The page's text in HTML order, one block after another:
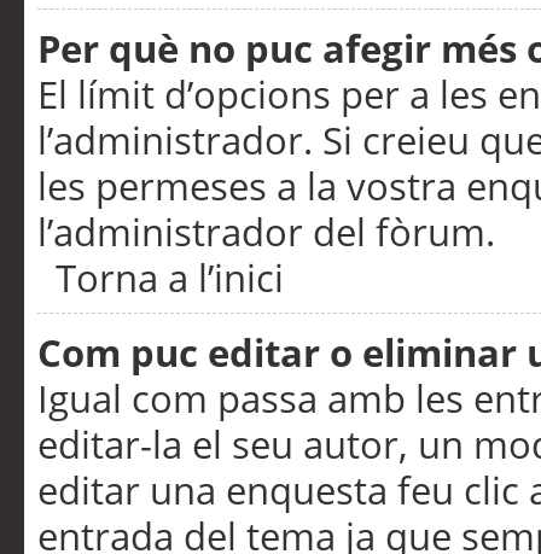
Per què no puc afegir més
El límit d’opcions per a les
l’administrador. Si creieu
les permeses a la vostra
l’administrador del fòrum.
Torna a l’inici
Com puc editar o eliminar
Igual com passa amb les
editar-la el seu autor, un
editar una enquesta feu clic
entrada del tema ja que